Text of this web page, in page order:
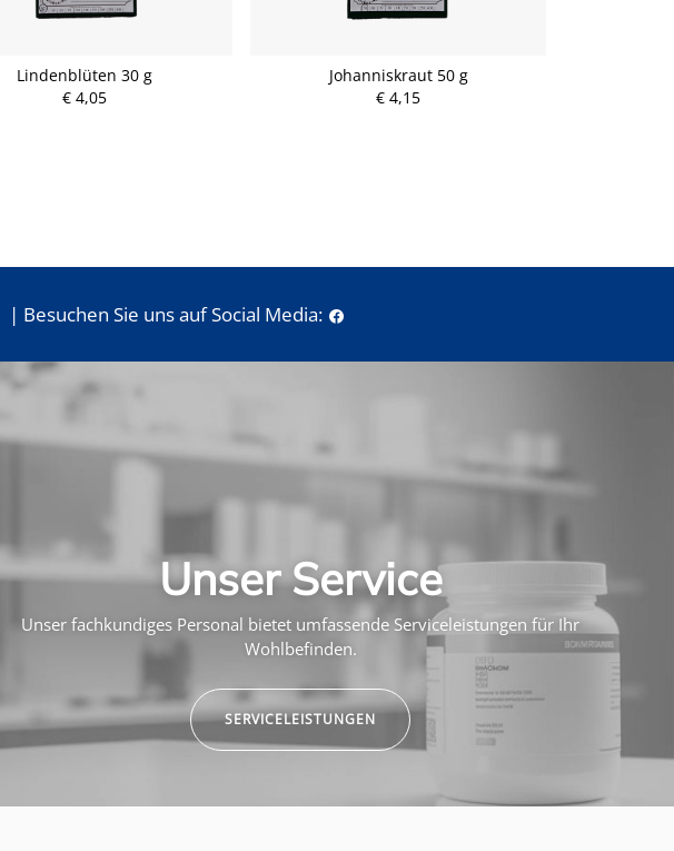
Lindenblüten 30 g
€ 4,05
Johanniskraut 50 g
€ 4,15
| Besuchen Sie uns auf Social Media:
Unser Service
Unser fachkundiges Personal bietet umfassende Serviceleistungen für Ihr
Wohlbefinden.
SERVICELEISTUNGEN